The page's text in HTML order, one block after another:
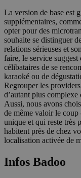
La version de base est
supplémentaires,
opter pour des
souhaite se distinguer
relations sérieuses et
faire, le service
célibataires de se
karaoké ou de
Regrouper les
d’autant plus
Aussi, nous avons
de même valoir le
unique et qui reste très
habitent près de chez
localisation activée de
Infos Badoo